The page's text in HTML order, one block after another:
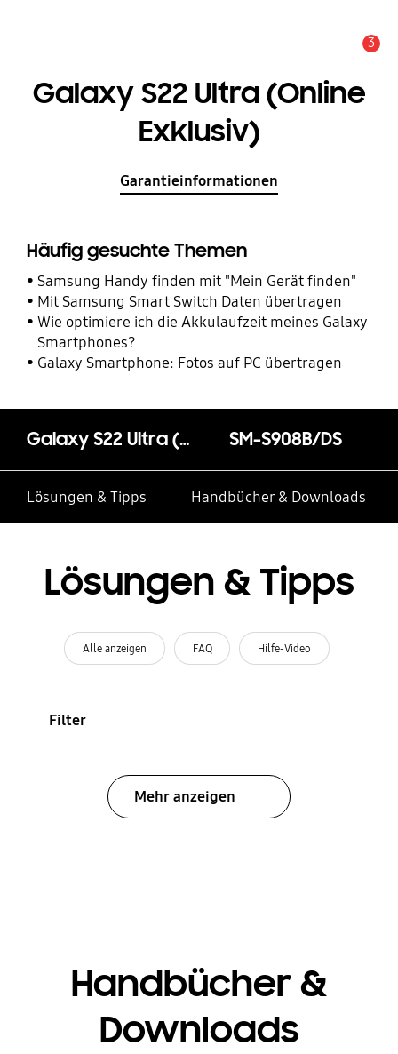
3
Galaxy S22 Ultra (Online
Exklusiv)
Garantieinformationen
Häufig gesuchte Themen
Samsung Handy finden mit "Mein Gerät finden"
Mit Samsung Smart Switch Daten übertragen
Wie optimiere ich die Akkulaufzeit meines Galaxy
Smartphones?
Galaxy Smartphone: Fotos auf PC übertragen
Galaxy S22 Ultra (Online Exklusiv) SM-S908B/DS
Lösungen & Tipps Handbücher & Downloads
Lösungen & Tipps
Alle anzeigen FAQ Hilfe-Video
Filter
Mehr anzeigen
Handbücher &
Downloads